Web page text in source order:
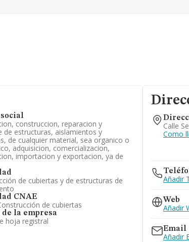
social
construccion, reparacion y
de estructuras, aislamientos y
de cualquier material, sea organico o
adquisicion, comercializacion,
importacion y exportacion, ya de
de cubiertas y de estructuras de
CNAE
de cubiertas
de la empresa
hoja registral
Calle
Como
Añadir
Web
Añadir
Email
Añadir